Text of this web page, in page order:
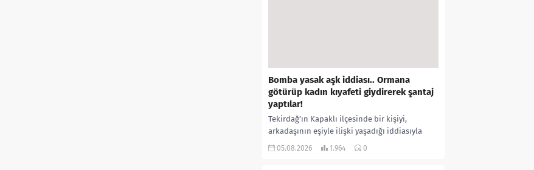
Bomba yasak aşk iddiası.. Ormana
götürüp kadın kıyafeti giydirerek şantaj
yaptılar!
Tekirdağ’ın Kapaklı ilçesinde bir kişiyi,
arkadaşının eşiyle ilişki yaşadığı iddiasıyla
ormanlık alana götürerek zorla kadın
05.08.2026 1.964 0